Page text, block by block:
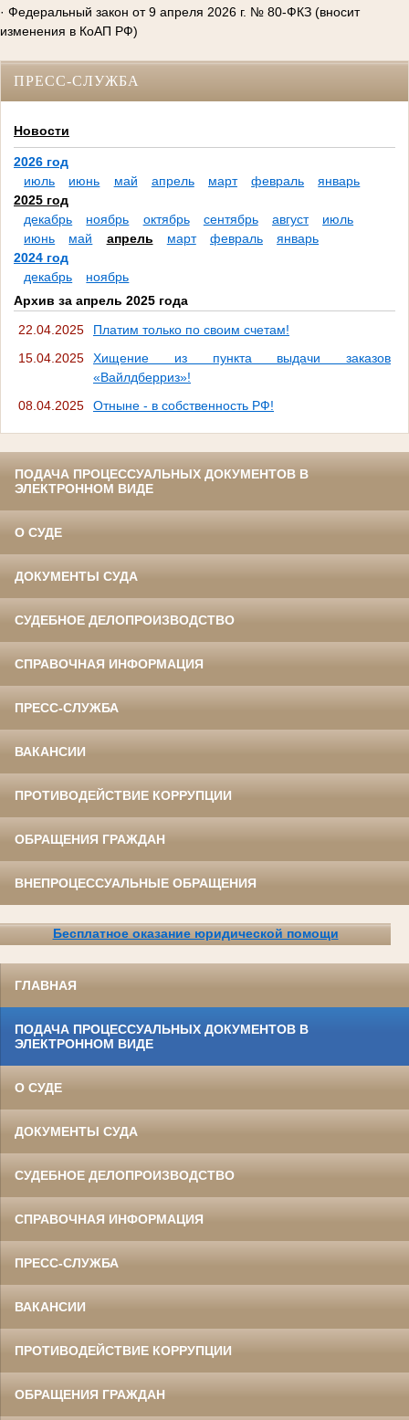
· Федеральный закон от 9 апреля 2026 г. № 80-ФКЗ (вносит
изменения в КоАП РФ)
ПРЕСС-СЛУЖБА
Новости
2026 год
июль
июнь май апрель март февраль
январь
2025 год
декабрь
ноябрь октябрь сентябрь август
июль
июнь
май апрель март февраль
январь
2024 год
декабрь
ноябрь
Архив за апрель 2025 года
22.04.2025
Платим только по своим счетам!
15.04.2025
Хищение из пункта выдачи заказов
«Вайлдберриз»!
08.04.2025
Отныне - в собственность РФ!
ПОДАЧА ПРОЦЕССУАЛЬНЫХ ДОКУМЕНТОВ В
ЭЛЕКТРОННОМ ВИДЕ
О СУДЕ
ДОКУМЕНТЫ СУДА
СУДЕБНОЕ ДЕЛОПРОИЗВОДСТВО
СПРАВОЧНАЯ ИНФОРМАЦИЯ
ПРЕСС-СЛУЖБА
ВАКАНСИИ
ПРОТИВОДЕЙСТВИЕ КОРРУПЦИИ
ОБРАЩЕНИЯ ГРАЖДАН
ВНЕПРОЦЕССУАЛЬНЫЕ ОБРАЩЕНИЯ
Бесплатное оказание юридической помощи
ГЛАВНАЯ
ПОДАЧА ПРОЦЕССУАЛЬНЫХ ДОКУМЕНТОВ В
ЭЛЕКТРОННОМ ВИДЕ
О СУДЕ
ДОКУМЕНТЫ СУДА
СУДЕБНОЕ ДЕЛОПРОИЗВОДСТВО
СПРАВОЧНАЯ ИНФОРМАЦИЯ
ПРЕСС-СЛУЖБА
ВАКАНСИИ
ПРОТИВОДЕЙСТВИЕ КОРРУПЦИИ
ОБРАЩЕНИЯ ГРАЖДАН